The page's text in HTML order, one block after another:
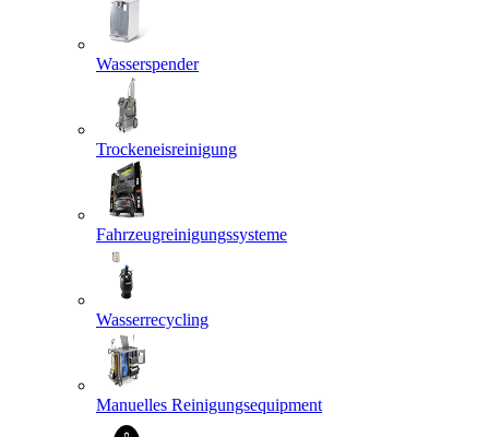
Wasserspender
Trockeneisreinigung
Fahrzeugreinigungssysteme
Wasserrecycling
Manuelles Reinigungsequipment